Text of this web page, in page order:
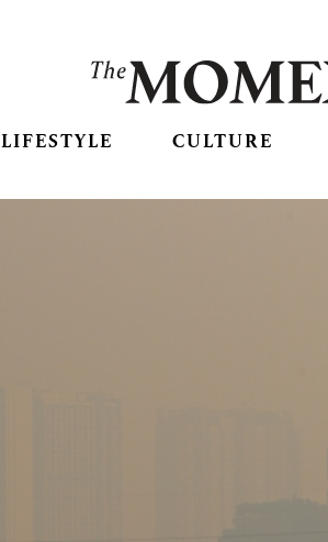
LIFESTYLE CULTURE